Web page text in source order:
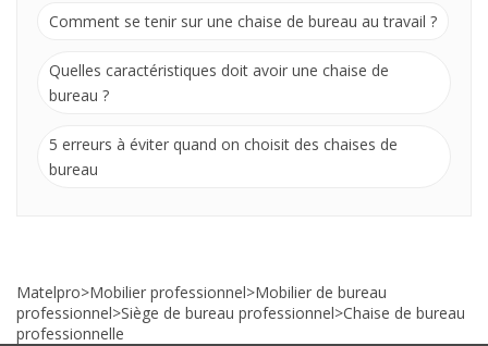
Comment se tenir sur une chaise de bureau au travail ?
Quelles caractéristiques doit avoir une chaise de
bureau ?
5 erreurs à éviter quand on choisit des chaises de
bureau
Matelpro>Mobilier professionnel>Mobilier de bureau
professionnel>Siège de bureau professionnel>Chaise de bureau
professionnelle